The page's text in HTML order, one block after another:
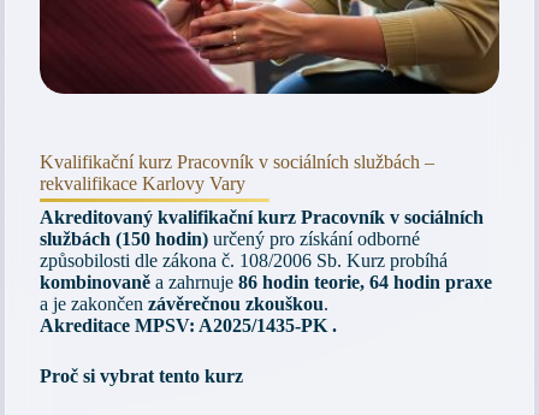
Kvalifikační kurz Pracovník v sociálních službách –
rekvalifikace Karlovy Vary
Akreditovaný kvalifikační kurz Pracovník v sociálních
službách (150 hodin) určený pro získání odborné
způsobilosti dle zákona č. 108/2006 Sb. Kurz probíhá
kombinovaně a zahrnuje86 hodin teorie, 64 hodin praxe
a je zakončenzávěrečnou zkouškou.
Akreditace MPSV: A2025/1435-PK .
Proč si vybrat tento kurz